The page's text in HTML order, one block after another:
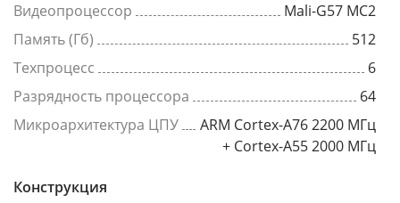
Видеопроцессор
Mali-G57 MC2
Память (Гб)
512
Техпроцесс
6
Разрядность процессора
64
Микроархитектура ЦПУ
ARM Cortex-A76 2200 МГц
+ Cortex-A55 2000 МГц
Конструкция